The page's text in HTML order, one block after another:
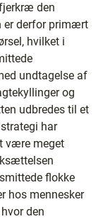
den
er derfor primært
hvilket i
undtagelse af
og
udbredes til et
har
være meget
flokke
hos mennesker
den